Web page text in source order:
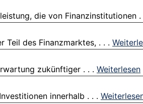
die von Finanzinstitutionen .
Teil des Finanzmarktes, . . .
zukünftiger . . . Weiterlesen
innerhalb . . .